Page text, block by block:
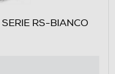
RS-BIANCO